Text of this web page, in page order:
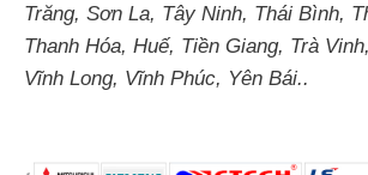
Trăng, Sơn La, Tây Ninh, Thái Bình,
Thanh Hóa, Huế, Tiền Giang, Trà
Vĩnh Long, Vĩnh Phúc, Yên Bái..